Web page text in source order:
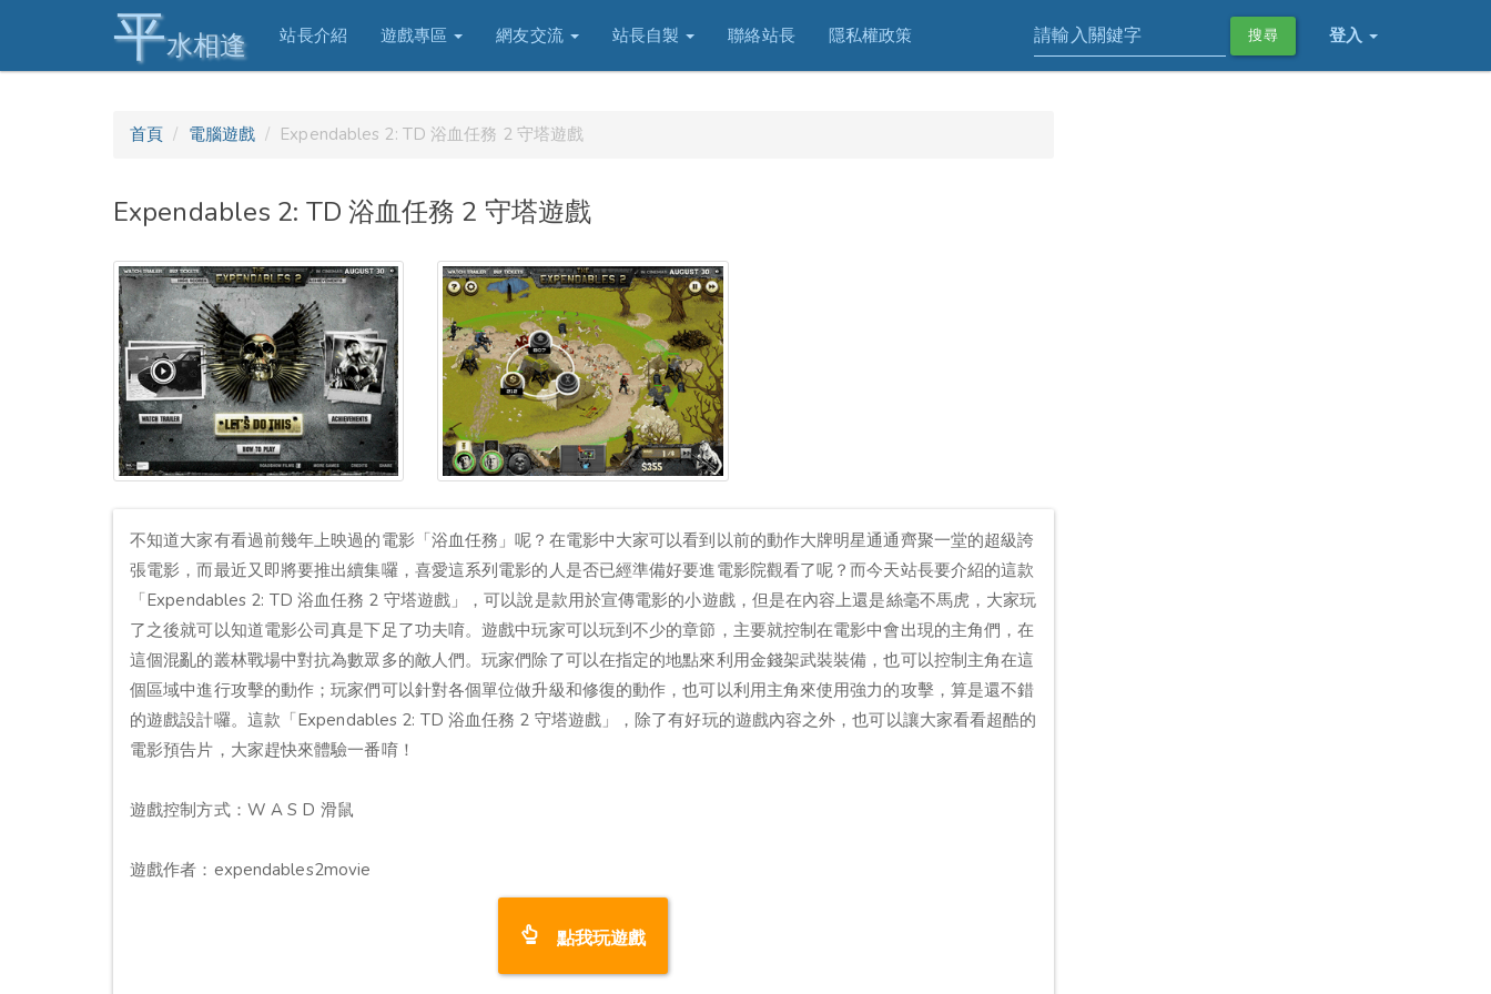
平水相逢 站長介紹 遊戲專區 網友交流 站長自製 聯絡站長 隱私權政策 登入
搜尋
首頁 電腦遊戲 Expendables 2: TD 浴血任務 2 守塔遊戲
Expendables 2: TD 浴血任務 2 守塔遊戲
不知道大家有看過前幾年上映過的電影「浴血任務」呢？在電影中大家可以看到以前的動作大牌明星通通齊聚一堂的超級誇
張電影，而最近又即將要推出續集囉，喜愛這系列電影的人是否已經準備好要進電影院觀看了呢？而今天站長要介紹的這款
「Expendables 2: TD 浴血任務 2 守塔遊戲」，可以說是款用於宣傳電影的小遊戲，但是在內容上還是絲毫不馬虎，大家玩
了之後就可以知道電影公司真是下足了功夫唷。遊戲中玩家可以玩到不少的章節，主要就控制在電影中會出現的主角們，在
這個混亂的叢林戰場中對抗為數眾多的敵人們。玩家們除了可以在指定的地點來利用金錢架武裝裝備，也可以控制主角在這
個區域中進行攻擊的動作；玩家們可以針對各個單位做升級和修復的動作，也可以利用主角來使用強力的攻擊，算是還不錯
的遊戲設計囉。這款「Expendables 2: TD 浴血任務 2 守塔遊戲」，除了有好玩的遊戲內容之外，也可以讓大家看看超酷的
電影預告片，大家趕快來體驗一番唷！
遊戲控制方式：W A S D 滑鼠
遊戲作者：expendables2movie
點我玩遊戲